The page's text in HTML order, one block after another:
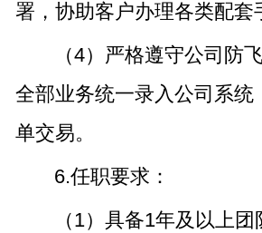
署，协助客户办理各类配套
（4）严格遵守公司防
全部业务统一录入公司系统
单交易。
6.任职要求：
（1）具备1年及以上